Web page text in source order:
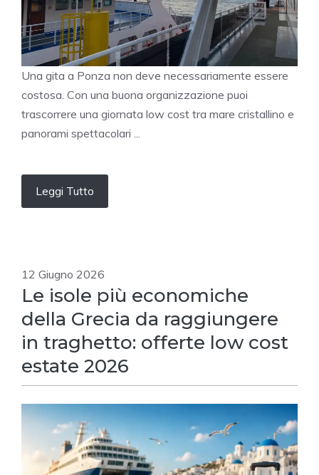
Una gita a Ponza non deve necessariamente essere
costosa. Con una buona organizzazione puoi
trascorrere una giornata low cost tra mare cristallino e
panorami spettacolari ...
Leggi Tutto
12 Giugno 2026
Le isole più economiche
della Grecia da raggiungere
in traghetto: offerte low cost
estate 2026